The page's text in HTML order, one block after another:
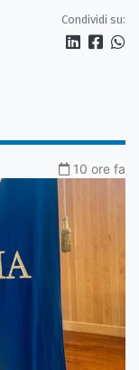
Condividi su:
10 ore fa